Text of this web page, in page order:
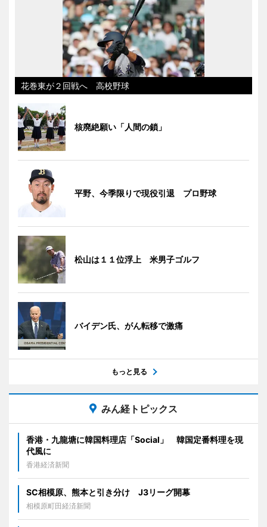
花巻東が２回戦へ 高校野球
核廃絶願い「人間の鎖」
平野、今季限りで現役引退 プロ野球
松山は１１位浮上 米男子ゴルフ
バイデン氏、がん転移で激痛
もっと見る
みん経トピックス
香港・九龍塘に韓国料理店「Social」 韓国定番料理を現
代風に
香港経済新聞
SC相模原、熊本と引き分け J3リーグ開幕
相模原町田経済新聞